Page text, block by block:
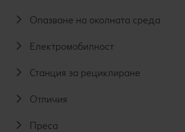
Опазване на околната среда
Електромобилност
Станция за рециклиране
Отличия
Преса